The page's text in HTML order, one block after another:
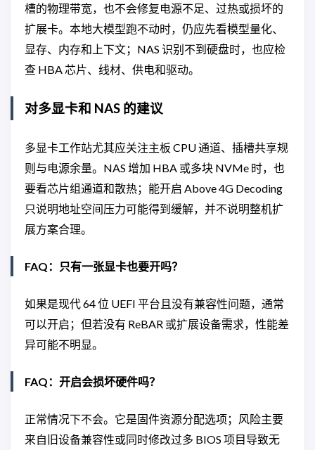
槽的物理带宽，也不会修复电源不足、过热或损坏的
扩展卡。本地大模型跑不动时，仍应先看模型量化、
显存、内存和上下文；NAS 识别不到硬盘时，也应检
查 HBA 芯片、线材、供电和驱动。
对多显卡和 NAS 的建议
多显卡工作站尤其应关注主板 CPU 通道、插槽共享规
则与电源余量。NAS 增加 HBA 或多块 NVMe 时，也
要看芯片组通道和散热；能开启 Above 4G Decoding
只说明地址空间压力可能得到缓解，并不说明整机扩
展方案合理。
FAQ：只有一张显卡也要开吗？
如果是现代 64 位 UEFI 平台且没有兼容性问题，通常
可以开启；但若没有 ReBAR 或扩展设备需求，性能差
异可能不明显。
FAQ：开启会损坏硬件吗？
正常情况下不会。它是固件资源分配选项；风险主要
来自旧设备兼容性或同时修改过多 BIOS 项目导致无